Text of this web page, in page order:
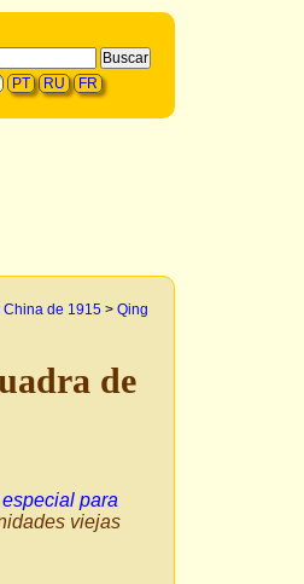
PT RU FR
de 1915 > Qing
de
para
viejas